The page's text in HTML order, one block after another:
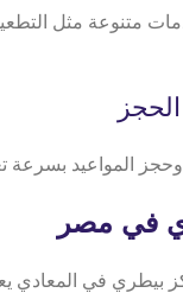
متنوعة مثل
المواعيد بسرعة
في مصر